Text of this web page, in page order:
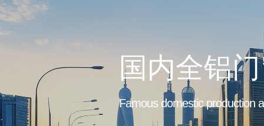
国内全铝
Famous domestic production